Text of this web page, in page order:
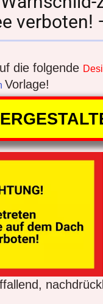
verboten!
die folgende
Vorlage!